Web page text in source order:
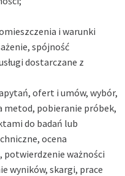
i warunki
spójność
dostarczane z
ofert i umów, wybór,
metod, pobieranie próbek,
do badań lub
ocena
potwierdzenie ważności
wyników, skargi, prace